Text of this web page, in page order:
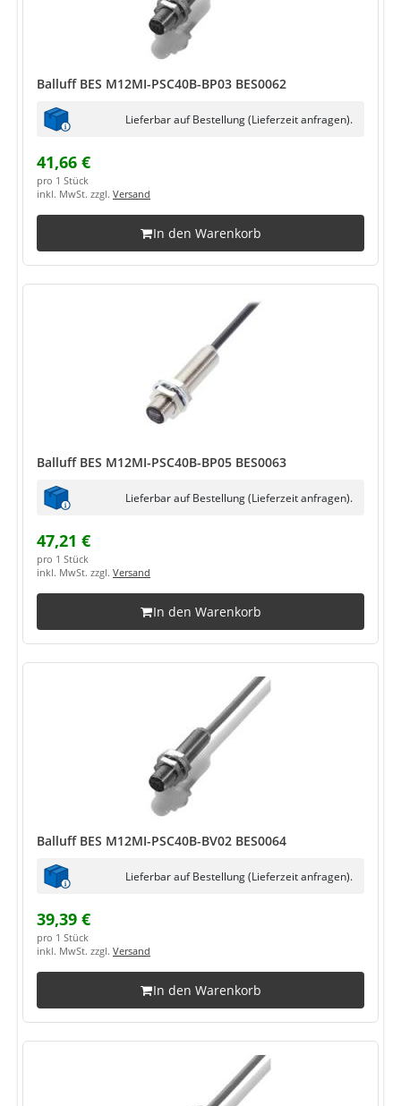
Balluff BES M12MI-PSC40B-BP03 BES0062
Lieferbar auf Bestellung (Lieferzeit anfragen).
41,66 €
pro 1 Stück
inkl. MwSt. zzgl. Versand
In den Warenkorb
Balluff BES M12MI-PSC40B-BP05 BES0063
Lieferbar auf Bestellung (Lieferzeit anfragen).
47,21 €
pro 1 Stück
inkl. MwSt. zzgl. Versand
In den Warenkorb
Balluff BES M12MI-PSC40B-BV02 BES0064
Lieferbar auf Bestellung (Lieferzeit anfragen).
39,39 €
pro 1 Stück
inkl. MwSt. zzgl. Versand
In den Warenkorb